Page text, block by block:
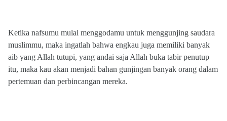
Ketika nafsumu mulai menggodamu untuk menggunjing saudara
muslimmu, maka ingatlah bahwa engkau juga memiliki banyak
aib yang Allah tutupi, yang andai saja Allah buka tabir penutup
itu, maka kau akan menjadi bahan gunjingan banyak orang dalam
pertemuan dan perbincangan mereka.